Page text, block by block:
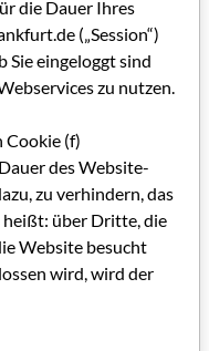
die Dauer Ihres
(„Session“)
Sie eingeloggt sind
zu nutzen.
Cookie (f)
des Website-
zu verhindern, das
über Dritte, die
Website besucht
wird, wird der